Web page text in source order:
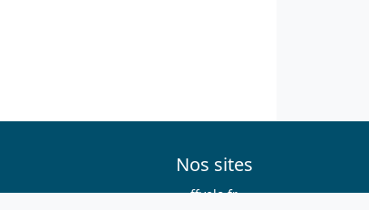
Nos sites
ffvelo.fr